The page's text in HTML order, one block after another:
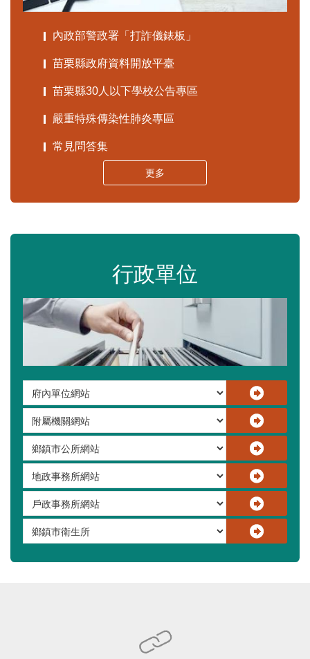
內政部警政署「打詐儀錶板」
苗栗縣政府資料開放平臺
苗栗縣30人以下學校公告專區
嚴重特殊傳染性肺炎專區
常見問答集
更多
行政單位